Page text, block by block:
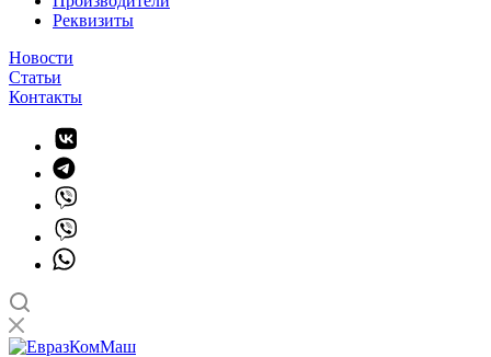
Реквизиты
Новости
Статьи
Контакты